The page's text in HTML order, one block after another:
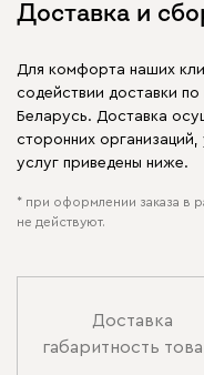
Доставка и
Для комфорта наших
содействии доставки
Беларусь. Доставка
сторонних
услуг приведены ниже.
* при оформлении заказа в
не действуют.
Доставка
габаритность